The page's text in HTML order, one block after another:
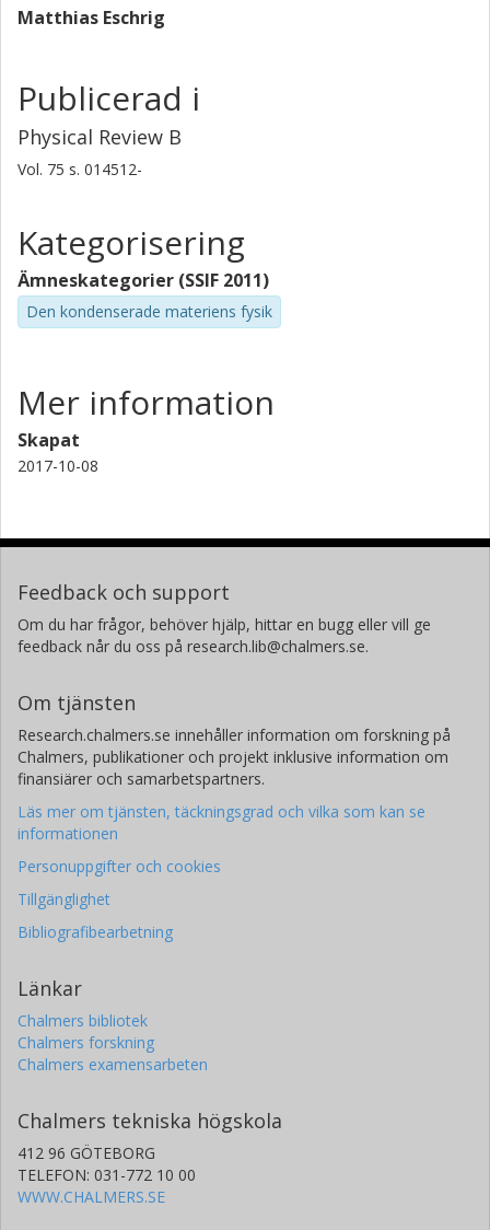
Matthias Eschrig
Publicerad i
Physical Review B
Vol. 75 s. 014512-
Kategorisering
Ämneskategorier (SSIF 2011)
Den kondenserade materiens fysik
Mer information
Skapat
2017-10-08
Feedback och support
Om du har frågor, behöver hjälp, hittar en bugg eller vill ge
feedback når du oss på research.lib@chalmers.se.
Om tjänsten
Research.chalmers.se innehåller information om forskning på
Chalmers, publikationer och projekt inklusive information om
finansiärer och samarbetspartners.
Läs mer om tjänsten, täckningsgrad och vilka som kan se
informationen
Personuppgifter och cookies
Tillgänglighet
Bibliografibearbetning
Länkar
Chalmers bibliotek
Chalmers forskning
Chalmers examensarbeten
Chalmers tekniska högskola
412 96 GÖTEBORG
TELEFON: 031-772 10 00
WWW.CHALMERS.SE